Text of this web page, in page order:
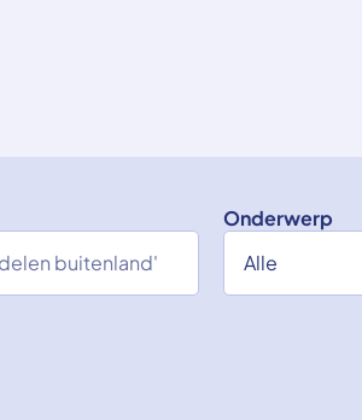
Onderwerp